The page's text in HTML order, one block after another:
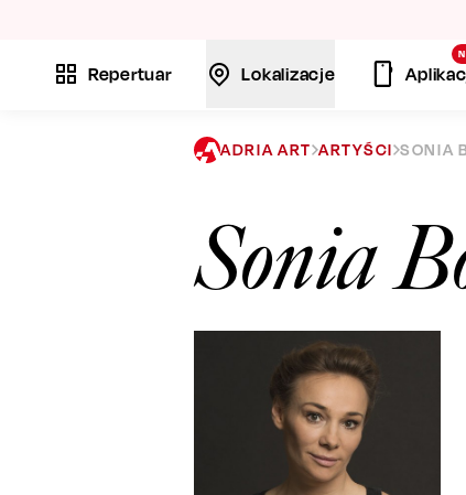
Repertuar Lokalizacje
ADRIA ART ARTYŚCI SONIA
Sonia